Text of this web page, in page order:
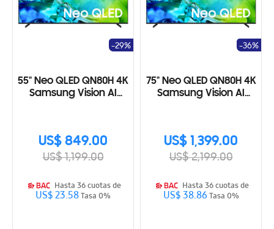
55" Neo QLED QN80H 4K
Samsung Vision AI
US$ 849.00
US$ 1,199.00
-29%
Hasta 36 cuotas de
US$ 23.58Tasa 0%
75" Neo QLED QN80H 4K
Samsung Vision AI
US$ 1,399.00
US$ 2,199.00
-36%
Hasta 36 cuotas de
US$ 38.86Tasa 0%